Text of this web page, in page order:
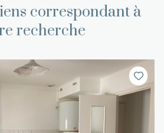
correspondant à
recherche